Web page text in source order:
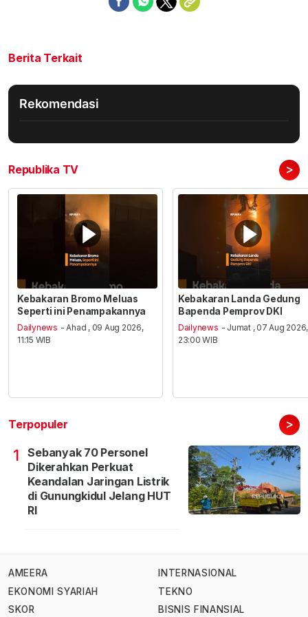
Berita Terkait
Rekomendasi
Republika TV >
Kebakaran Bromo Meluas
Seperti ini Penampakannya
Dailynews - Ahad , 09 Aug 2026,
11:15 WIB
Kebakaran Landa Gedung
Bapenda Pemprov DKI
Dailynews - Jumat , 07 Aug 2026,
23:00 WIB
Terpopuler >
1
Sebanyak 70 Personel
Dikerahkan Perkuat
Keandalan Jaringan Listrik
di Gunungkidul Jelang HUT
RI
AMEERA
EKONOMI SYARIAH
SKOR
INTERNASIONAL
TEKNO
BISNIS FINANSIAL